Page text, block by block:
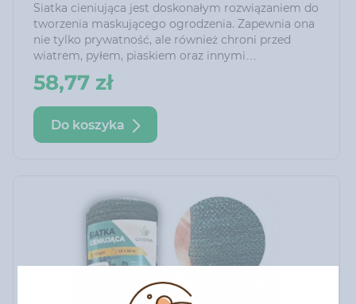
Siatka cieniująca jest doskonałym rozwiązaniem do
tworzenia maskującego ogrodzenia. Zapewnia ona
nie tylko prywatność, ale również chroni przed
wiatrem, pyłem, piaskiem oraz innymi
zanieczyszczeniami. Dzięki niej można cieszyć się
siedzeniem na tarasie czy w ogrodzie nawet przy
silnym wietrze.
58,77 zł
Do koszyka